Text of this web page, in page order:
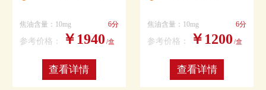
焦油含量：10mg 6分
参考价格： ￥1940 /盒
查看详情
焦油含量：10mg 6分
参考价格： ￥1200 /盒
查看详情